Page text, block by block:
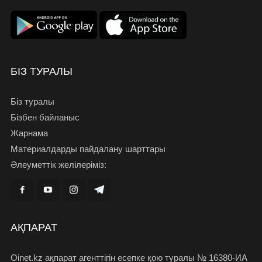
БІЗ ТУРАЛЫ
Біз туралы
Бізбен байланыс
Жарнама
Материалдарды пайдалану шарттары
Әлеуметтік желілеріміз:
АҚПАРАТ
Oinet.kz ақпарат агенттігін есепке қою туралы № 16380-ИА